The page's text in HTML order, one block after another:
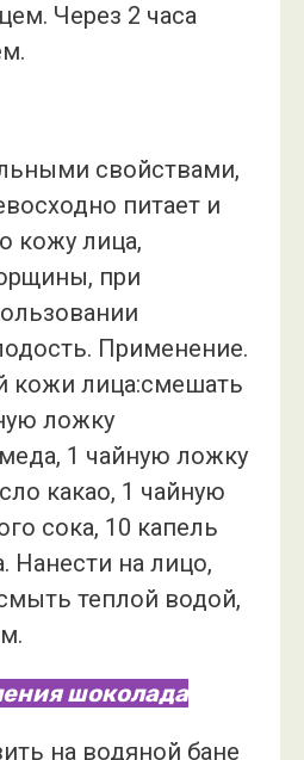
Через 2 часа
свойствами,
питает и
кожу лица,
при
Применение.
кожи лица:смешать
ложку
1 чайную ложку
какао, 1 чайную
сока, 10 капель
Нанести на лицо,
теплой водой,
шоколада
на водяной бане